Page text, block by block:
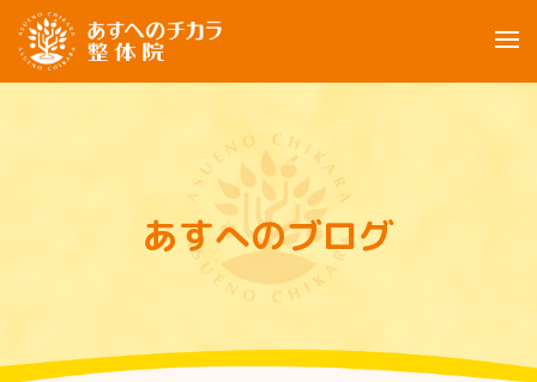
ブログ
あすへのブログ